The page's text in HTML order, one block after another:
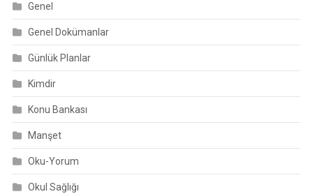
Genel
Genel Dokümanlar
Günlük Planlar
Kimdir
Konu Bankası
Manşet
Oku-Yorum
Okul Sağlığı